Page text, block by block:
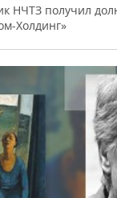
НЧТЗ получил
Холдинг»